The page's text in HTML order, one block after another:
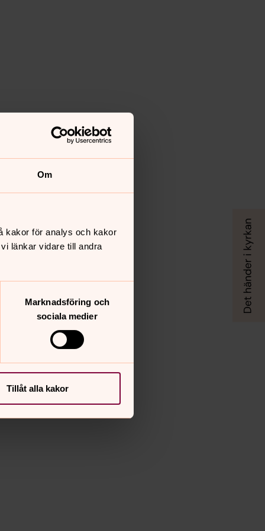
Om
kakor för analys och kakor
länkar vidare till andra
Marknadsföring och
sociala medier
Tillåt alla kakor